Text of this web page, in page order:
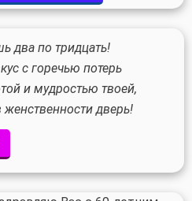
два по тридцать!
с горечью потерь
и мудростью твоей,
дверь!